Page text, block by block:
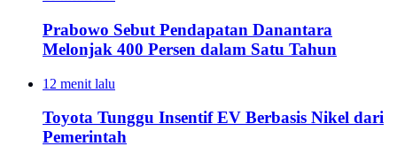
Prabowo Sebut Pendapatan Danantara
Melonjak 400 Persen dalam Satu Tahun
12 menit lalu
Toyota Tunggu Insentif EV Berbasis Nikel dari
Pemerintah